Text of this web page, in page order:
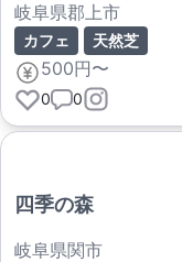
岐阜県郡上市
カフェ 天然芝
500円〜
0 0
四季の森
岐阜県関市